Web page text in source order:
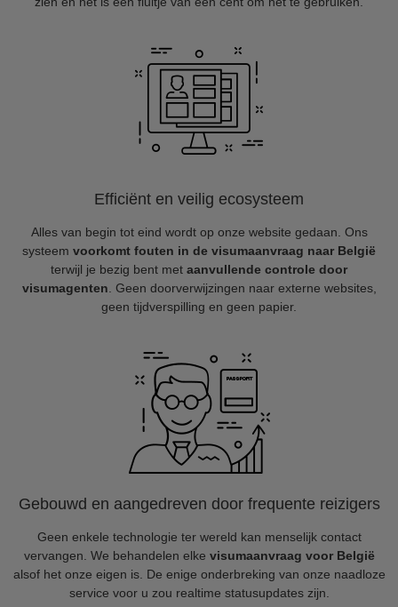
Efficiënt en veilig ecosysteem
Alles van begin tot eind wordt op onze website gedaan. Ons
systeem voorkomt fouten in de visumaanvraag naar België
terwijl je bezig bent met aanvullende controle door
visumagenten . Geen doorverwijzingen naar externe websites,
geen tijdverspilling en geen papier.
Gebouwd en aangedreven door frequente reizigers
Geen enkele technologie ter wereld kan menselijk contact
vervangen. We behandelen elke visumaanvraag voor België
alsof het onze eigen is. De enige onderbreking van onze naadloze
service voor u zou realtime statusupdates zijn.